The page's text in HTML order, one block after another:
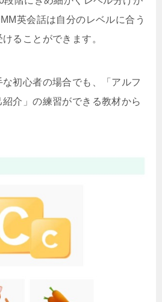
英会話は自分のレベルに合う
ることができます。
初心者の場合でも、「アルフ
介」の練習ができる教材から